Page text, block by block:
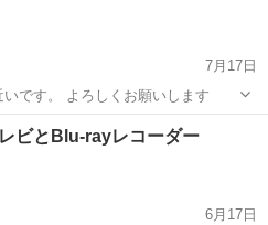
7月17日
優先 吉田駅の近いです。 よろしくお願いします
テレビ
ビとBlu-rayレコーダー
6月17日